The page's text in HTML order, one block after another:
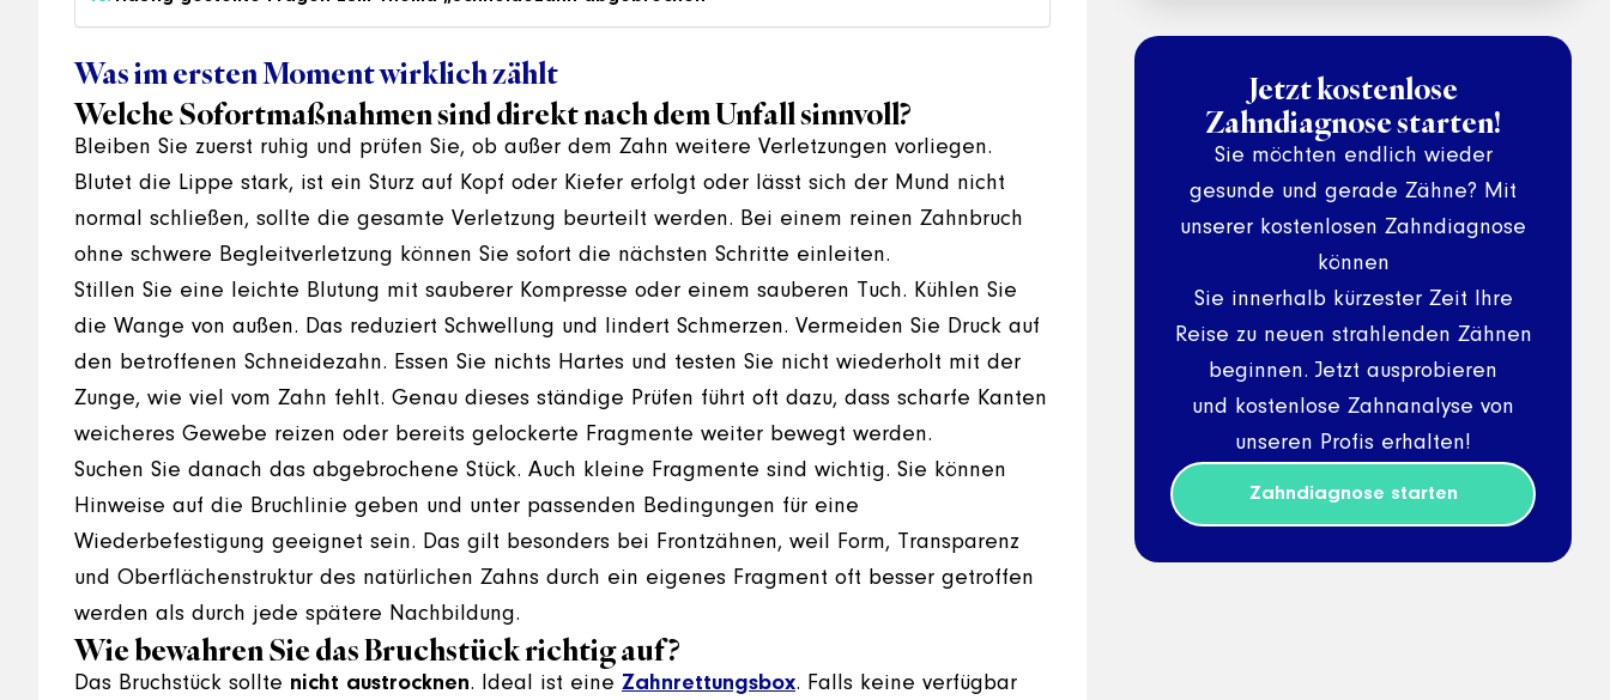
Was im ersten Moment wirklich zählt
Welche Sofortmaßnahmen sind direkt nach dem Unfall sinnvoll?
Bleiben Sie zuerst ruhig und prüfen Sie, ob außer dem Zahn weitere Verletzungen vorliegen.
Blutet die Lippe stark, ist ein Sturz auf Kopf oder Kiefer erfolgt oder lässt sich der Mund nicht
normal schließen, sollte die gesamte Verletzung beurteilt werden. Bei einem reinen Zahnbruch
ohne schwere Begleitverletzung können Sie sofort die nächsten Schritte einleiten.
Stillen Sie eine leichte Blutung mit sauberer Kompresse oder einem sauberen Tuch. Kühlen Sie
die Wange von außen. Das reduziert Schwellung und lindert Schmerzen. Vermeiden Sie Druck auf
den betroffenen Schneidezahn. Essen Sie nichts Hartes und testen Sie nicht wiederholt mit der
Zunge, wie viel vom Zahn fehlt. Genau dieses ständige Prüfen führt oft dazu, dass scharfe Kanten
weicheres Gewebe reizen oder bereits gelockerte Fragmente weiter bewegt werden.
Suchen Sie danach das abgebrochene Stück. Auch kleine Fragmente sind wichtig. Sie können
Hinweise auf die Bruchlinie geben und unter passenden Bedingungen für eine
Wiederbefestigung geeignet sein. Das gilt besonders bei Frontzähnen, weil Form, Transparenz
und Oberflächenstruktur des natürlichen Zahns durch ein eigenes Fragment oft besser getroffen
werden als durch jede spätere Nachbildung.
Wie bewahren Sie das Bruchstück richtig auf?
Das Bruchstück sollte nicht austrocknen. Ideal ist eine Zahnrettungsbox. Falls keine verfügbar
Jetzt kostenlose
Zahndiagnose starten!
Sie möchten endlich wieder
gesunde und gerade Zähne? Mit
unserer kostenlosen Zahndiagnose
können
Sie innerhalb kürzester Zeit Ihre
Reise zu neuen strahlenden Zähnen
beginnen. Jetzt ausprobieren
und kostenlose Zahnanalyse von
unseren Profis erhalten!
Zahndiagnose starten